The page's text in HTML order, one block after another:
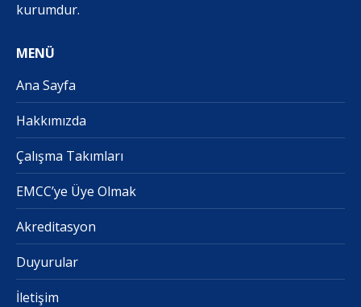
kurumdur.
MENÜ
Ana Sayfa
Hakkımızda
Çalışma Takımları
EMCC’ye Üye Olmak
Akreditasyon
Duyurular
İletişim